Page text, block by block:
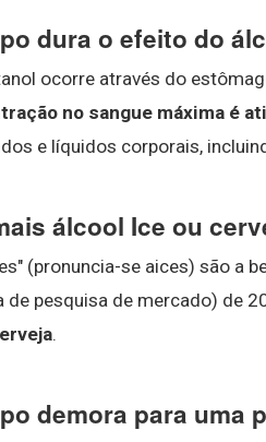
dura o efeito do
ocorre através do
no sangue máxima é
e líquidos corporais,
álcool Ice ou
(pronuncia-se aices) são a
de pesquisa de mercado) de
.
demora para uma